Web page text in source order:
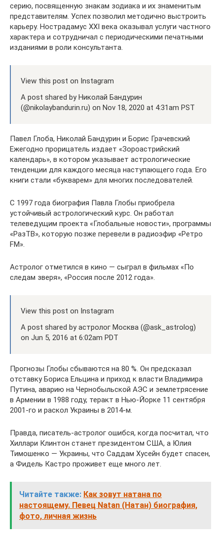
серию, посвященную знакам зодиака и их знаменитым
представителям. Успех позволил методично выстроить
карьеру. Нострадамус XXI века оказывал услуги частного
характера и сотрудничал с периодическими печатными
изданиями в роли консультанта.
View this post on Instagram
A post shared by Николай Бандурин
(@nikolaybandurin.ru) on Nov 18, 2020 at 4:31am PST
Павел Глоба, Николай Бандурин и Борис Грачевский
Ежегодно прорицатель издает «Зороастрийский
календарь», в котором указывает астрологические
тенденции для каждого месяца наступающего года. Его
книги стали «букварем» для многих последователей.
С 1997 года биография Павла Глобы приобрела
устойчивый астрологический курс. Он работал
телеведущим проекта «Глобальные новости», программы
«РазТВ», которую позже перевели в радиоэфир «Ретро
FМ».
Астролог отметился в кино — сыграл в фильмах «По
следам зверя», «Россия после 2012 года».
View this post on Instagram
A post shared by астролог Москва (@ask_astrolog)
on Jun 5, 2016 at 6:02am PDT
Прогнозы Глобы сбываются на 80 %. Он предсказал
отставку Бориса Ельцина и приход к власти Владимира
Путина, аварию на Чернобыльской АЭС и землетрясение
в Армении в 1988 году, теракт в Нью-Йорке 11 сентября
2001-го и раскол Украины в 2014-м.
Правда, писатель-астролог ошибся, когда посчитал, что
Хиллари Клинтон станет президентом США, а Юлия
Тимошенко — Украины, что Саддам Хусейн будет спасен,
а Фидель Кастро проживет еще много лет.
Читайте также: Как зовут натана по
настоящему. Певец Natan (Натан) биография,
фото, личная жизнь